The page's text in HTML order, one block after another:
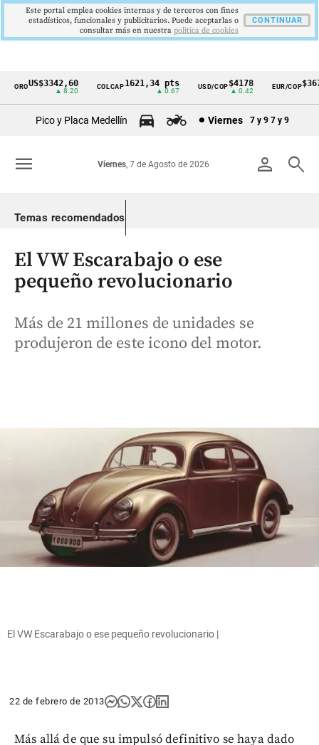
Cintillo
Colombia
OROUS$3342,60
▲ 8.20
COLCAP1621,34 pts
▲ 0.67
USD/COP$4178
▲ 0.42
EUR/COP$3672
Pico y Placa Medellín Viernes 7 y 9 7 y 9
person search
Viernes, 7 de Agosto de 2026
menu
Temas recomendados
El VW Escarabajo o ese
pequeño revolucionario
Más de 21 millones de unidades se
produjeron de este icono del motor.
El VW Escarabajo o ese pequeño revolucionario |
22 de febrero de 2013
Más allá de que su impulsó definitivo se haya dado
Este portal emplea cookies internas y de terceros con fines
estadísticos, funcionales y publicitarios. Puede aceptarlas o
consultar más en nuestra politica de cookies
CONTINUAR